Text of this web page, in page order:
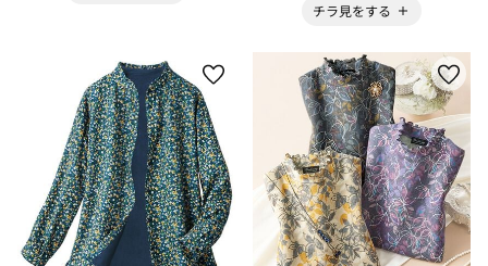
チラ見をする